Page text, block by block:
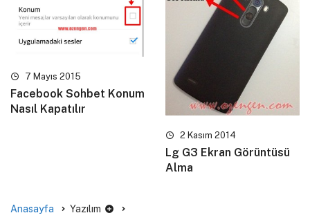
7 Mayıs 2015
Facebook Sohbet Konum
Nasıl Kapatılır
2 Kasım 2014
Lg G3 Ekran Görüntüsü
Alma
Anasayfa Yazılım